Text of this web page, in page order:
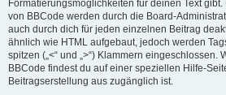
Formatierungsmöglichkeiten für deinen Text
von BBCode werden durch die Board-
auch durch dich für jeden einzelnen Beitrag
ähnlich wie HTML aufgebaut, jedoch werden
spitzen („<“ und „>“) Klammern eingeschlossen.
BBCode findest du auf einer speziellen Hilfe-
Beitragserstellung aus zugänglich ist.